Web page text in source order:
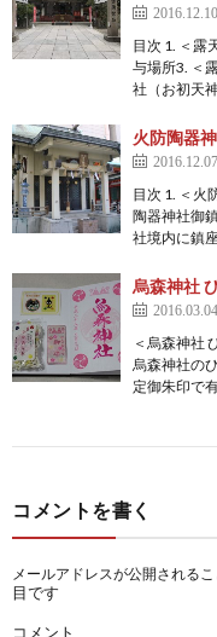
2016.12.10
目次 1. ＜露
与場所3. ＜
社（お初天
火防陶器
2016.12.07
目次 1. ＜火
陶器神社御
社境内に鎮
烏森神社
2016.03.04
＜烏森神社
烏森神社の
定御朱印で
コメントを書く
メールアドレスが公開されるこ
目です
コメント